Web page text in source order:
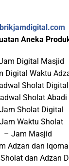
Aneka
Digital Masjid
Digital Waktu
Sholat Digital
Sholat Abadi
Sholat Digital
Waktu Sholat
– Jam Masjid
Adzan dan
dan Adzan